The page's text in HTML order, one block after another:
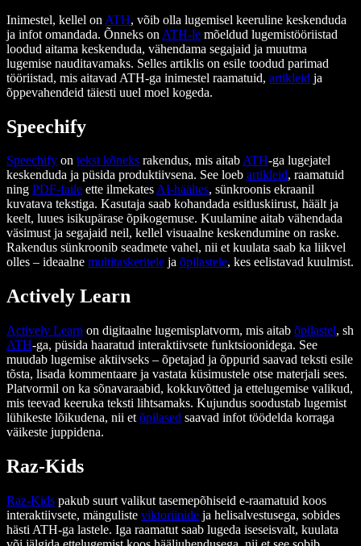
Inimestel, kellel on ATH, võib olla lugemisel keeruline keskenduda
ja infot omandada. Õnneks on ATH-le mõeldud lugemistööriistad
loodud aitama keskenduda, vähendama segajaid ja muutma
lugemise nauditavamaks. Selles artiklis on esile toodud parimad
tööriistad, mis aitavad ATH-ga inimestel raamatuid, artikleid ja
õppevahendeid täiesti uuel moel kogeda.
Speechify
Speechify on tekst kõneks rakendus, mis aitabATH-ga lugejatel
keskenduda ja püsida produktiivsena. See loeb artikleid, raamatuid
ning PDF-faile ette ilmekatesAI-häältes, sünkroonis ekraanil
kuvatava tekstiga. Kasutaja saab kohandada esitluskiirust, häält ja
keelt, luues isikupärase õpikogemuse. Kuulamine aitab vähendada
väsimust ja segajaid neil, kellel visuaalne keskendumine on raske.
Rakendus sünkroonib seadmete vahel, nii et kuulata saab ka liikvel
olles – ideaalne multitaskeritele ja õpilastele, kes eelistavad kuulmist.
Actively Learn
Actively Learn on digitaalne lugemisplatvorm, mis aitab õpilastel, sh
ATH-ga, püsida haaratud interaktiivsete funktsioonidega. See
muudab lugemise aktiivseks – õpetajad ja õppurid saavad teksti esile
tõsta, lisada kommentaare ja vastata küsimustele otse materjali sees.
Platvormil on ka sõnavaraabid, kokkuvõtted ja ettelugemise valikud,
mis teevad keeruka teksti lihtsamaks. Kujundus soodustab lugemist
lühikeste lõikudena, nii et õpilased saavad infot töödelda korraga
väikeste juppidena.
Raz-Kids
Raz-Kids pakub suurt valikut tasemepõhiseid e-raamatuid koos
interaktiivsete, mänguliste viktoriinide ja helisalvestusega, sobides
hästi ATH-ga lastele. Iga raamatut saab lugeda iseseisvalt, kuulata